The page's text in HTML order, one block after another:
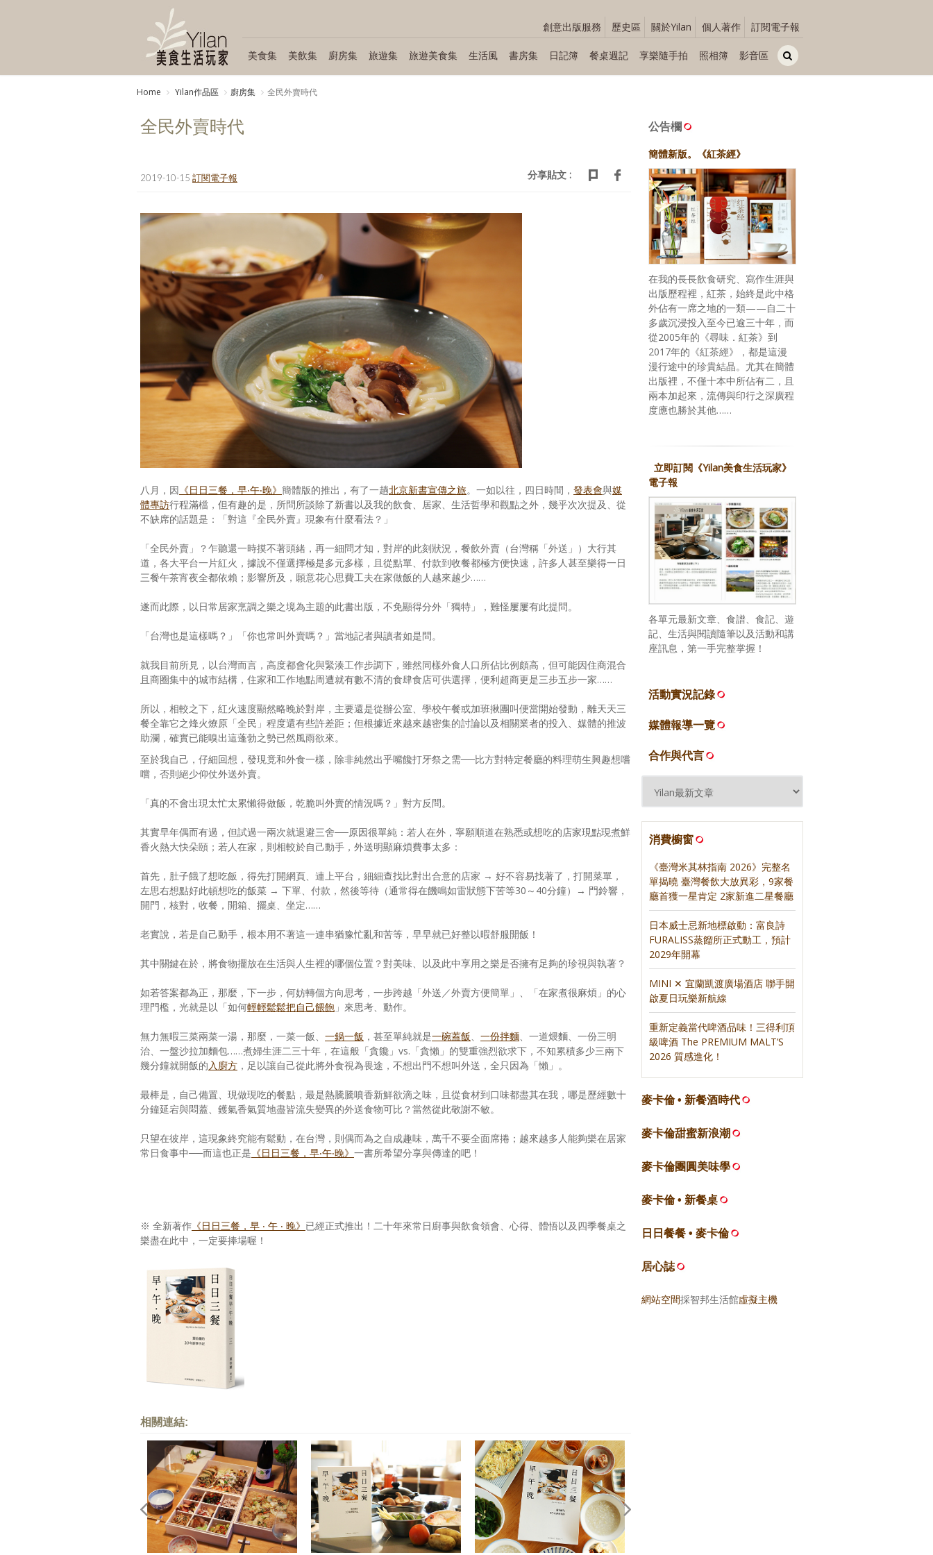
創意出版服務 歷史區 關於Yilan 個人著作 訂閱電子報
美食集 美飲集 廚房集 旅遊集 旅遊美食集 生活風 書房集 日記簿 餐桌週記 享樂隨手拍 照相簿 影音區
Home Yilan作品區 廚房集 全民外賣時代
全民外賣時代
2019-10-15 訂閱電子報 分享貼文 :
八月，因 《日日三餐，早‧午‧晚》 簡體版的推出，有了一趟北京新書宣傳之旅。一如以往，四日時間， 發表會與媒
體專訪行程滿檔，但有趣的是，所問所談除了新書以及我的飲食、居家、生活哲學和觀點之外，幾乎次次提及、從
不缺席的話題是：「對這『全民外賣』現象有什麼看法？」
「全民外賣」？乍聽還一時摸不著頭緒，再一細問才知，對岸的此刻狀況，餐飲外賣（台灣稱「外送」）大行其
道，各大平台一片紅火，據說不僅選擇極是多元多樣，且從點單、付款到收餐都極方便快速，許多人甚至樂得一日
三餐午茶宵夜全都依賴；影響所及，願意花心思費工夫在家做飯的人越來越少……
遂而此際，以日常居家烹調之樂之境為主題的此書出版，不免顯得分外「獨特」，難怪屢屢有此提問。
「台灣也是這樣嗎？」「你也常叫外賣嗎？」當地記者與讀者如是問。
就我目前所見，以台灣而言，高度都會化與緊湊工作步調下，雖然同樣外食人口所佔比例頗高，但可能因住商混合
且商圈集中的城市結構，住家和工作地點周遭就有數不清的食肆食店可供選擇，便利超商更是三步五步一家……
所以，相較之下，紅火速度顯然略晚於對岸，主要還是從辦公室、學校午餐或加班揪團叫便當開始發動，離天天三
餐全靠它之烽火燎原「全民」程度還有些許差距；但根據近來越來越密集的討論以及相關業者的投入、媒體的推波
助瀾，確實已能嗅出這蓬勃之勢已然風雨欲來。
至於我自己，仔細回想，發現竟和外食一樣，除非純然出乎嘴饞打牙祭之需──比方對特定餐廳的料理萌生興趣想嚐
嚐，否則絕少仰仗外送外賣。
「真的不會出現太忙太累懶得做飯，乾脆叫外賣的情況嗎？」對方反問。
其實早年偶而有過，但試過一兩次就退避三舍──原因很單純：若人在外，寧願順道在熟悉或想吃的店家現點現煮鮮
香火熱大快朵頤；若人在家，則相較於自己動手，外送明顯麻煩費事太多：
首先，肚子餓了想吃飯，得先打開網頁、連上平台，細細查找比對出合意的店家 → 好不容易找著了，打開菜單，
左思右想點好此頓想吃的飯菜 → 下單、付款，然後等待（通常得在饑鳴如雷狀態下苦等30～40分鐘）→ 門鈴響，
開門，核對，收餐，開箱、擺桌、坐定……
老實說，若是自己動手，根本用不著這一連串猶豫忙亂和苦等，早早就已好整以暇舒服開飯！
其中關鍵在於，將食物擺放在生活與人生裡的哪個位置？對美味、以及此中享用之樂是否擁有足夠的珍視與執著？
如若答案都為正，那麼，下一步，何妨轉個方向思考，一步跨越「外送／外賣方便簡單」、「在家煮很麻煩」的心
理門檻，光就是以「如何輕輕鬆鬆把自己餵飽 」來思考、動作。
無力無暇三菜兩菜一湯，那麼，一菜一飯、 一鍋一飯 ，甚至單純就是一碗蓋飯、 一份拌麵、一道煨麵、一份三明
治、一盤沙拉加麵包……煮婦生涯二三十年，在這般「貪饞」vs.「貪懶」的雙重強烈欲求下，不知累積多少三兩下
幾分鐘就開飯的入廚方 ，足以讓自己從此將外食視為畏途，不想出門不想叫外送，全只因為「懶」。
最棒是，自己備置、現做現吃的餐點，最是熱騰騰噴香新鮮欲滴之味，且從食材到口味都盡其在我，哪是歷經數十
分鐘延宕與悶蓋、鑊氣香氣質地盡皆流失變異的外送食物可比？當然從此敬謝不敏。
只望在彼岸，這現象終究能有鬆動，在台灣，則偶而為之自成趣味，萬千不要全面席捲；越來越多人能夠樂在居家
常日食事中──而這也正是 《日日三餐，早‧午‧晚》 一書所希望分享與傳達的吧！
※ 全新著作 《日日三餐，早 ‧ 午 ‧ 晚》 已經正式推出！二十年來常日廚事與飲食領會、心得、體悟以及四季餐桌之
樂盡在此中，一定要捧場喔！
相關連結:
公告欄
簡體新版。《紅茶經》
在我的長長飲食研究、寫作生涯與
出版歷程裡，紅茶，始終是此中格
外佔有一席之地的一類——自二十
多歲沉浸投入至今已逾三十年，而
從2005年的《尋味．紅茶》到
2017年的《紅茶經》，都是這漫
漫行途中的珍貴結晶。尤其在簡體
出版裡，不僅十本中所佔有二，且
兩本加起來，流傳與印行之深廣程
度應也勝於其他……
立即訂閱《Yilan美食生活玩家》
電子報
各單元最新文章、食譜、食記、遊
記、生活與閱讀隨筆以及活動和講
座訊息，第一手完整掌握！
活動實況記錄
媒體報導一覽
合作與代言
消費櫥窗
《臺灣米其林指南 2026》完整名
單揭曉 臺灣餐飲大放異彩，9家餐
廳首獲一星肯定 2家新進二星餐廳
日本威士忌新地標啟動：富良詩
FURALISS蒸餾所正式動工，預計
2029年開幕
MINI ✕ 宜蘭凱渡廣場酒店 聯手開
啟夏日玩樂新航線
重新定義當代啤酒品味！三得利頂
級啤酒 The PREMIUM MALT’S
2026 質感進化！
麥卡倫 • 新餐酒時代
麥卡倫甜蜜新浪潮
麥卡倫團圓美味學
麥卡倫 • 新餐桌
日日餐餐 • 麥卡倫
居心誌
網站空間採智邦生活館虛擬主機